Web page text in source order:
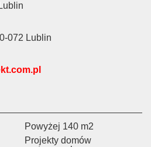
Powyżej 140 m2
Projekty domów
072 Lublin